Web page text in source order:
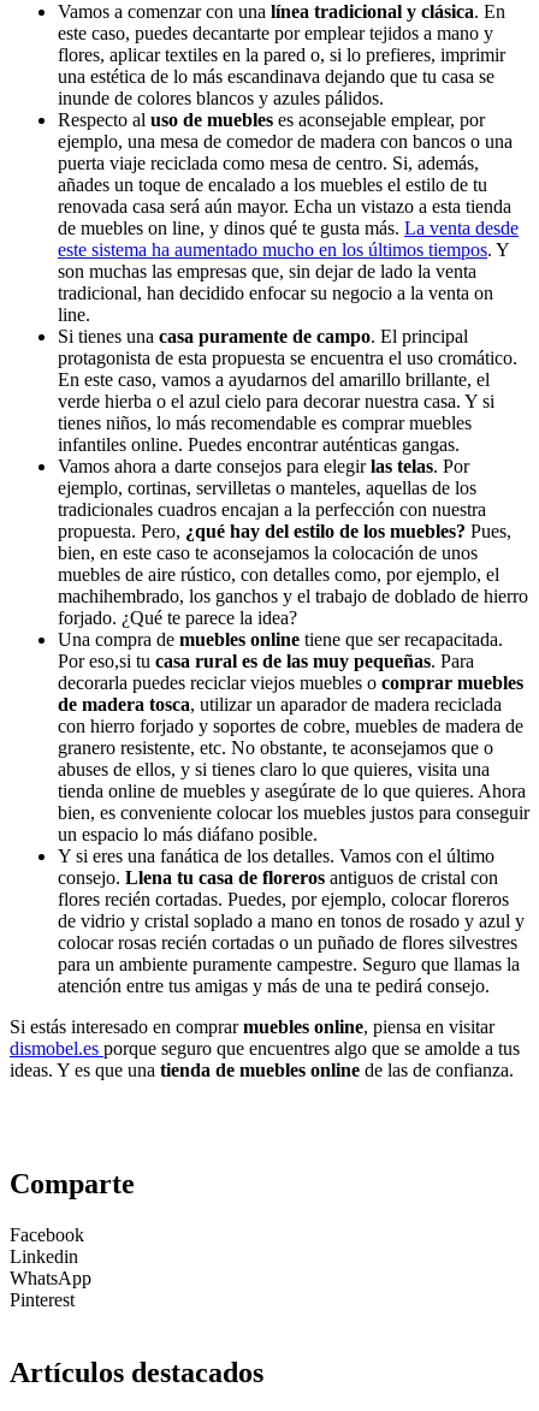
Vamos a comenzar con una línea tradicional y clásica. En
este caso, puedes decantarte por emplear tejidos a mano y
flores, aplicar textiles en la pared o, si lo prefieres, imprimir
una estética de lo más escandinava dejando que tu casa se
inunde de colores blancos y azules pálidos.
Respecto al uso de muebles es aconsejable emplear, por
ejemplo, una mesa de comedor de madera con bancos o una
puerta viaje reciclada como mesa de centro. Si, además,
añades un toque de encalado a los muebles el estilo de tu
renovada casa será aún mayor. Echa un vistazo a esta tienda
de muebles on line, y dinos qué te gusta más. La venta desde
este sistema ha aumentado mucho en los últimos tiempos. Y
son muchas las empresas que, sin dejar de lado la venta
tradicional, han decidido enfocar su negocio a la venta on
line.
Si tienes una casa puramente de campo. El principal
protagonista de esta propuesta se encuentra el uso cromático.
En este caso, vamos a ayudarnos del amarillo brillante, el
verde hierba o el azul cielo para decorar nuestra casa. Y si
tienes niños, lo más recomendable es comprar muebles
infantiles online. Puedes encontrar auténticas gangas.
Vamos ahora a darte consejos para elegirlas telas. Por
ejemplo, cortinas, servilletas o manteles, aquellas de los
tradicionales cuadros encajan a la perfección con nuestra
propuesta. Pero, ¿qué hay del estilo de los muebles? Pues,
bien, en este caso te aconsejamos la colocación de unos
muebles de aire rústico, con detalles como, por ejemplo, el
machihembrado, los ganchos y el trabajo de doblado de hierro
forjado. ¿Qué te parece la idea?
Una compra de muebles online tiene que ser recapacitada.
Por eso,si tu casa rural es de las muy pequeñas. Para
decorarla puedes reciclar viejos muebles o comprar muebles
de madera tosca, utilizar un aparador de madera reciclada
con hierro forjado y soportes de cobre, muebles de madera de
granero resistente, etc. No obstante, te aconsejamos que o
abuses de ellos, y si tienes claro lo que quieres, visita una
tienda online de muebles y asegúrate de lo que quieres. Ahora
bien, es conveniente colocar los muebles justos para conseguir
un espacio lo más diáfano posible.
Y si eres una fanática de los detalles. Vamos con el último
consejo. Llena tu casa de floreros antiguos de cristal con
flores recién cortadas. Puedes, por ejemplo, colocar floreros
de vidrio y cristal soplado a mano en tonos de rosado y azul y
colocar rosas recién cortadas o un puñado de flores silvestres
para un ambiente puramente campestre. Seguro que llamas la
atención entre tus amigas y más de una te pedirá consejo.
Si estás interesado en comprarmuebles online, piensa en visitar
dismobel.es porque seguro que encuentres algo que se amolde a tus
ideas. Y es que una tienda de muebles online de las de confianza.
Comparte
Facebook
Linkedin
WhatsApp
Pinterest
Artículos destacados